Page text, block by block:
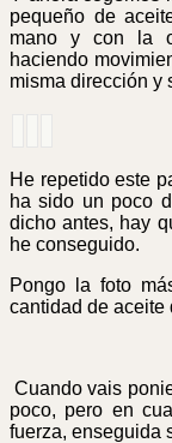
pequeño de
mano y con la
haciendo
misma dirección y
He repetido este
ha sido un poco
dicho antes, hay
he conseguido.
Pongo la foto
cantidad de aceite
Cuando vais
poco, pero en
fuerza, enseguida